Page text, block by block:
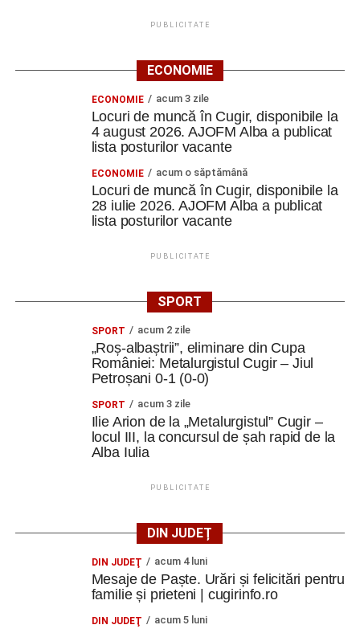
PUBLICITATE
ECONOMIE
ECONOMIE acum 3 zile
Locuri de muncă în Cugir, disponibile la
4 august 2026. AJOFM Alba a publicat
lista posturilor vacante
ECONOMIE acum o săptămână
Locuri de muncă în Cugir, disponibile la
28 iulie 2026. AJOFM Alba a publicat
lista posturilor vacante
PUBLICITATE
SPORT
SPORT acum 2 zile
„Roș-albaștrii”, eliminare din Cupa
României: Metalurgistul Cugir – Jiul
Petroșani 0-1 (0-0)
SPORT acum 3 zile
Ilie Arion de la „Metalurgistul” Cugir –
locul III, la concursul de șah rapid de la
Alba Iulia
PUBLICITATE
DIN JUDEȚ
DIN JUDEŢ acum 4 luni
Mesaje de Paște. Urări și felicitări pentru
familie și prieteni | cugirinfo.ro
DIN JUDEŢ acum 5 luni